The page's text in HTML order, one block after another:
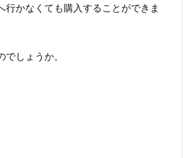
行かなくても購入することができま
しょうか。